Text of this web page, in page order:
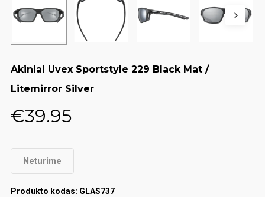
Akiniai Uvex Sportstyle 229 Black Mat /
Litemirror Silver
€39.95
Neturime
Produkto kodas: GLAS737